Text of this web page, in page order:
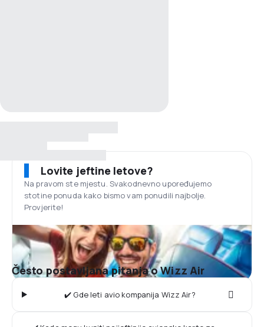
Lovite jeftine letove?
Na pravom ste mjestu. Svakodnevno upoređujemo
stotine ponuda kako bismo vam ponudili najbolje.
Provjerite!
Često postavljana pitanja o Wizz Air
✔️ Gde leti avio kompanija Wizz Air?